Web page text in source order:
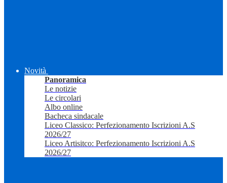
Novità
Panoramica
Le notizie
Le circolari
Albo online
Bacheca sindacale
Liceo Classico: Perfezionamento Iscrizioni A.S
2026/27
Liceo Artisitco: Perfezionamento Iscrizioni A.S
2026/27